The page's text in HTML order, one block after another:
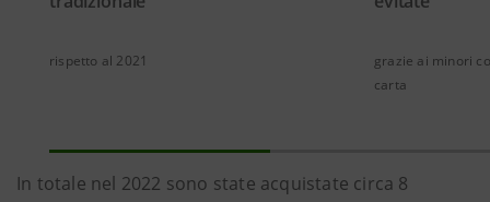
rispetto al 2021
grazie ai minori
carta
In totale nel 2022 sono state acquistate circa 8